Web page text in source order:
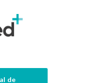
de